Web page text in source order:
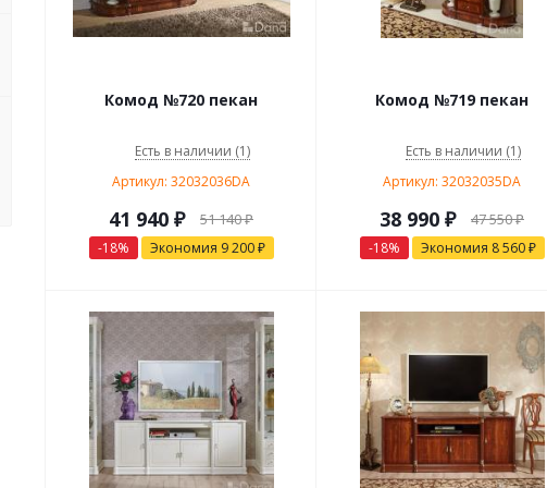
Комод №720 пекан
Есть в наличии (1)
Артикул: 32032036DA
41 940 ₽ 51 140₽
-18% Экономия 9 200₽
Комод №719 пекан
Есть в наличии (1)
Артикул: 32032035DA
38 990 ₽ 47 550₽
-18% Экономия 8 560₽